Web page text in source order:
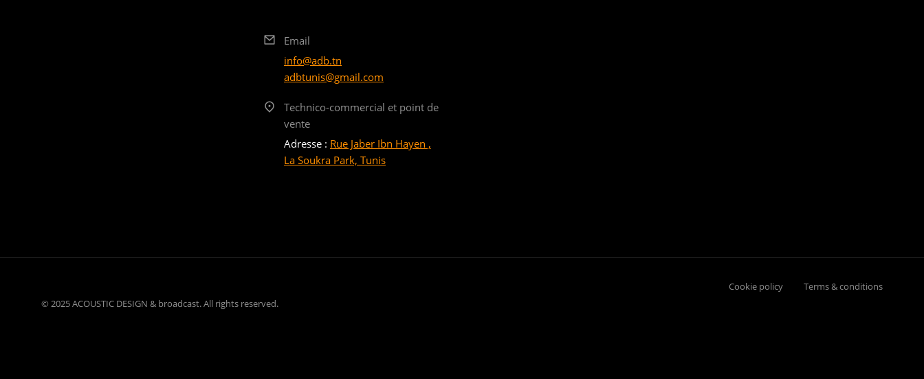
Email
info@adb.tn
adbtunis@gmail.com
Technico-commercial et point de
vente
Adresse : Rue Jaber Ibn Hayen ,
La Soukra Park, Tunis
© 2025 ACOUSTIC DESIGN & broadcast. All rights reserved.
Cookie policy Terms & conditions